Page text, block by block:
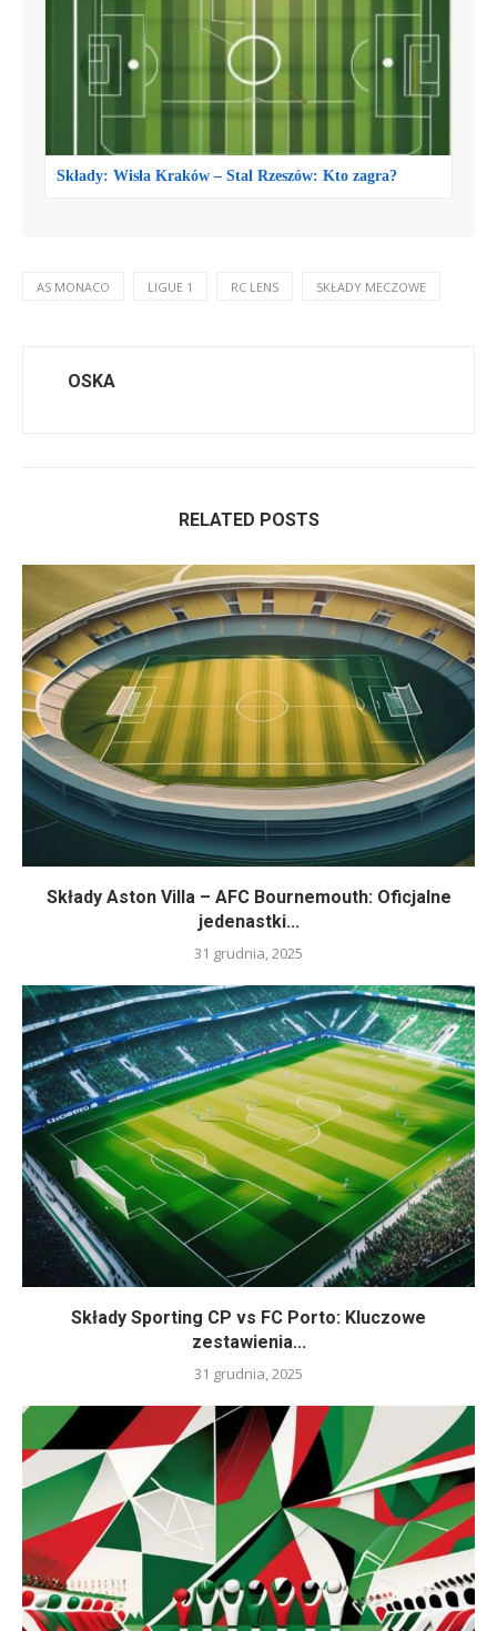
Składy: Wisła Kraków – Stal Rzeszów: Kto zagra?
AS MONACO LIGUE 1 RC LENS SKŁADY MECZOWE
OSKA
RELATED POSTS
Składy Aston Villa – AFC Bournemouth: Oficjalne
jedenastki...
31 grudnia, 2025
Składy Sporting CP vs FC Porto: Kluczowe
zestawienia...
31 grudnia, 2025